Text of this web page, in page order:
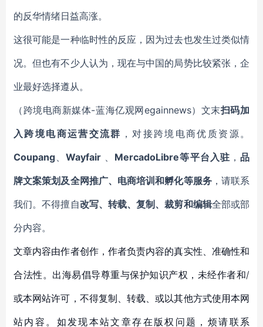
的反华情绪日益高涨。
这很可能是一种临时性的反应，因为过去也发生过类似情
况。但也有不少人认为，现在与中国的局势比较紧张，企
业最好选择遵从。
（跨境电商新媒体-蓝海亿观网egainnews）文末扫码加
入 跨境电商运营交流群 ，对接跨境电商优质资源。
Coupang、Wayfair 、 MercadoLibre等平台入驻 ，品
牌文案策划及全网推广、电商培训和孵化等服务，请联系
我们。不得擅自改写、转载、复制、裁剪和编辑全部或部
分内容。
文章内容由作者创作，作者负责内容的真实性、准确性和
合法性。出海易倡导尊重与保护知识产权，未经作者和/
或本网站许可，不得复制、转载、或以其他方式使用本网
站内容。如发现本站文章存在版权问题，烦请联系